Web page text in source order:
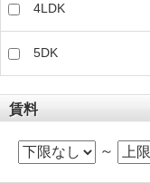
4LDK
5DK
賃料
～